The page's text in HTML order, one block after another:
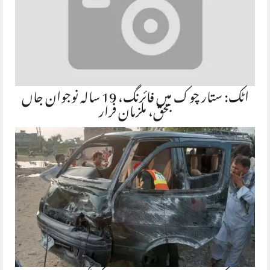
اٹک: ستار چوک میں فائرنگ، 19 سالہ نوجوان جاںبحق، ملزمان فرار